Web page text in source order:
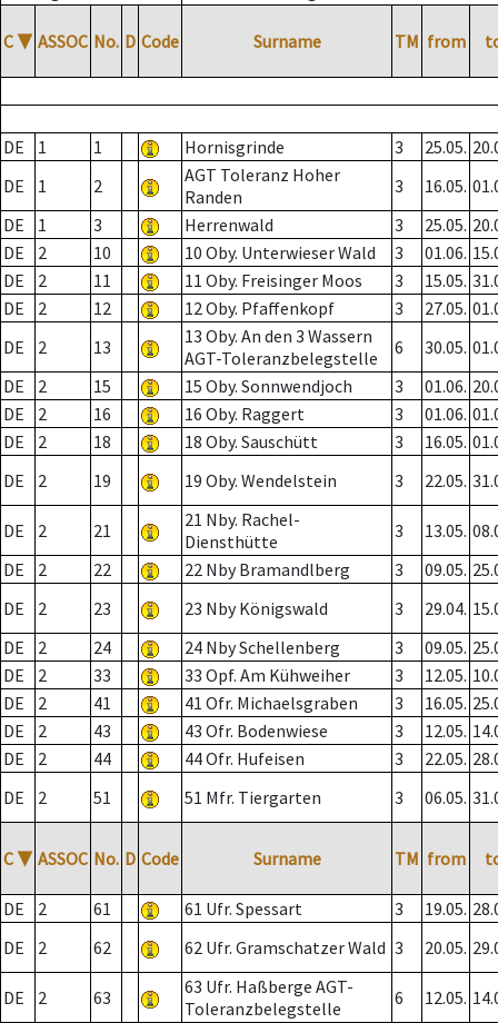
C ▼ ASSOC No. D Code Surname TM from
DE 1 1 Hornisgrinde 3 25.05.
DE
1 2
AGT Toleranz Hoher
Randen
3 16.05.
DE
1 3 Herrenwald 3 25.05.
DE
2 10 10 Oby. Unterwieser Wald 3 01.06.
DE
2 11 11 Oby. Freisinger Moos 3 15.05.
DE
2 12 12 Oby. Pfaffenkopf 3 27.05.
DE
2 13
13 Oby. An den 3 Wassern
AGT-Toleranzbelegstelle
6 30.05.
DE
2 15 15 Oby. Sonnwendjoch 3 01.06.
DE
2 16 16 Oby. Raggert 3 01.06.
DE
2 18 18 Oby. Sauschütt 3 16.05.
DE
2 19 19 Oby. Wendelstein 3 22.05.
DE 2 21
21 Nby. Rachel-
Diensthütte
3 13.05.
DE
2 22 22 Nby Bramandlberg 3 09.05.
DE
2 23 23 Nby Königswald 3 29.04.
DE
2 24 24 Nby Schellenberg 3 09.05.
DE
2 33 33 Opf. Am Kühweiher 3 12.05.
DE
2 41 41 Ofr. Michaelsgraben 3 16.05.
DE
2 43 43 Ofr. Bodenwiese 3 12.05.
DE
2 44 44 Ofr. Hufeisen 3 22.05.
DE
2 51 51 Mfr. Tiergarten 3 06.05.
C ▼ ASSOC No. D Code Surname TM from
DE 2 61 61 Ufr. Spessart 3 19.05.
DE
2 62 62 Ufr. Gramschatzer Wald 3 20.05.
DE 2 63
63 Ufr. Haßberge AGT-
Toleranzbelegstelle
6 12.05.